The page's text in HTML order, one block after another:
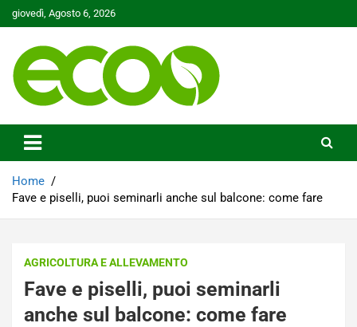
Skip
to
giovedì, Agosto 6, 2026
Ecoo.it
Home
Fave e piselli, puoi seminarli anche sul balcone: come fare
AGRICOLTURA E ALLEVAMENTO
Fave e piselli, puoi seminarli
anche sul balcone: come fare